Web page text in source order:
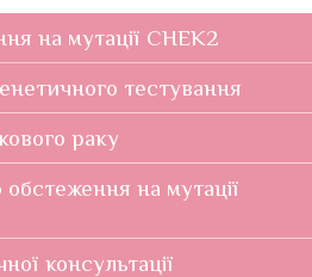
на мутації CHEK2
тестування
раку
на мутації
консультації